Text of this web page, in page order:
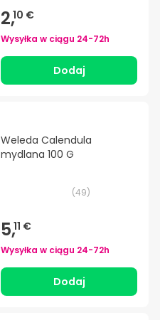
2,10 €
Wysyłka w ciągu 24-72h
Dodaj
Weleda Calendula
mydlana 100 G
(49)
5,11 €
Wysyłka w ciągu 24-72h
Dodaj